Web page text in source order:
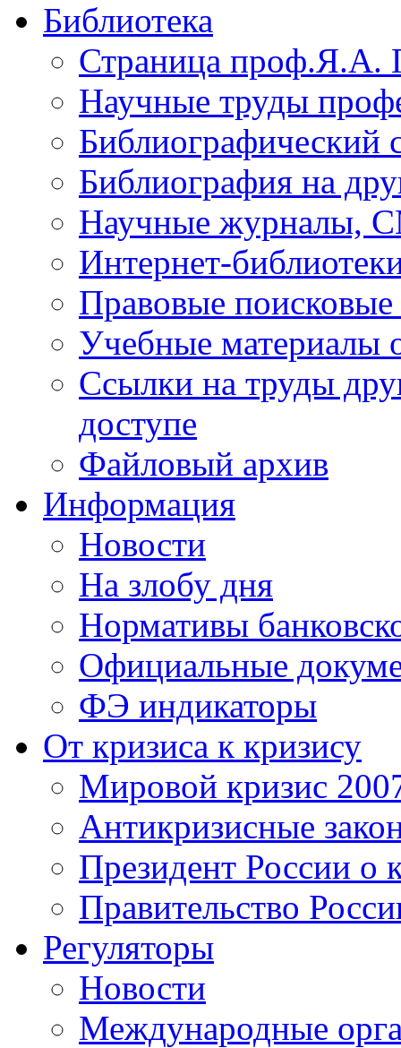
Библиотека
Страница проф.Я.А.
Научные труды
Библиографический
Библиография на
Научные журналы,
Интернет-
Правовые
Учебные материалы
Ссылки на труды
доступе
Файловый архив
Информация
Новости
На злобу дня
Нормативы
Официальные
ФЭ индикаторы
От кризиса к кризису
Мировой кризис
Антикризисные
Президент России о
Правительство
Регуляторы
Новости
Международные